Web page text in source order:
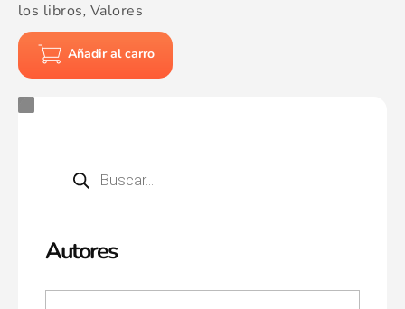
Autores
los libros, Valores
Añadir al carro